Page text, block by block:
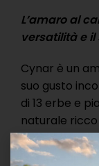
L’amaro al
versatilità e
Cynar è un
suo gusto
di 13 erbe e
naturale
inalterate
ingredienti.